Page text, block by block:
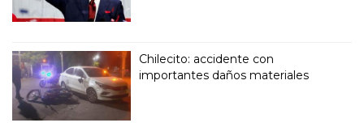
Chilecito: accidente con
importantes daños materiales